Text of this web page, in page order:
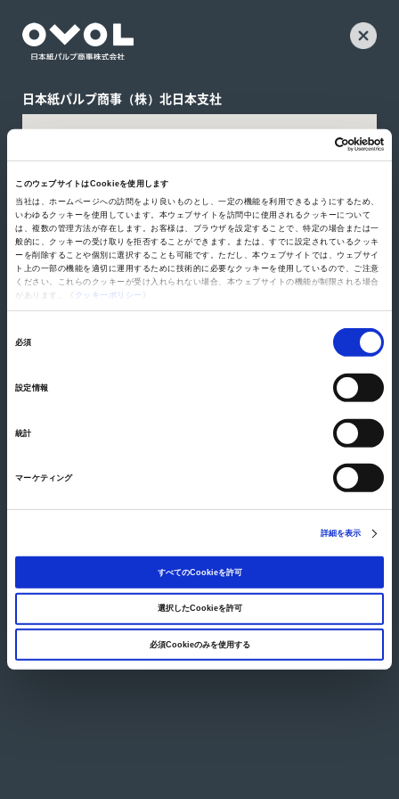
このウェブサイトはCookieを使用します
当社は、ホームページへの訪問をより良いものとし、一定の機能を利用できるようにするため、
いわゆるクッキーを使用しています。本ウェブサイトを訪問中に使用されるクッキーについて
は、複数の管理方法が存在します。お客様は、ブラウザを設定することで、特定の場合または一
般的に、クッキーの受け取りを拒否することができます。または、すでに設定されているクッキ
ーを削除することや個別に選択することも可能です。ただし、本ウェブサイトでは、ウェブサイ
ト上の一部の機能を適切に運用するために技術的に必要なクッキーを使用しているので、ご注意
ください。これらのクッキーが受け入れられない場合、本ウェブサイトの機能が制限される場合
があります。《
クッキーポリシー
必須
設定情報
統計
マーケティング
詳細を表示
すべてのCookieを許可
選択したCookieを許可
必須Cookieのみを使用する
日本紙パルプ商事（株）北日本支社
大きい地図を見る
所在地 〒980-6003 仙台市青葉区中央四丁目6番1号 SS30 3階
最寄駅
© Japan Pulp & Paper Co., Ltd.